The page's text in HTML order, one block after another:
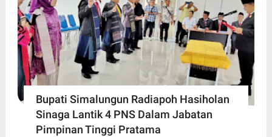
Bupati Simalungun Radiapoh Hasiholan
Sinaga Lantik 4 PNS Dalam Jabatan
Pimpinan Tinggi Pratama